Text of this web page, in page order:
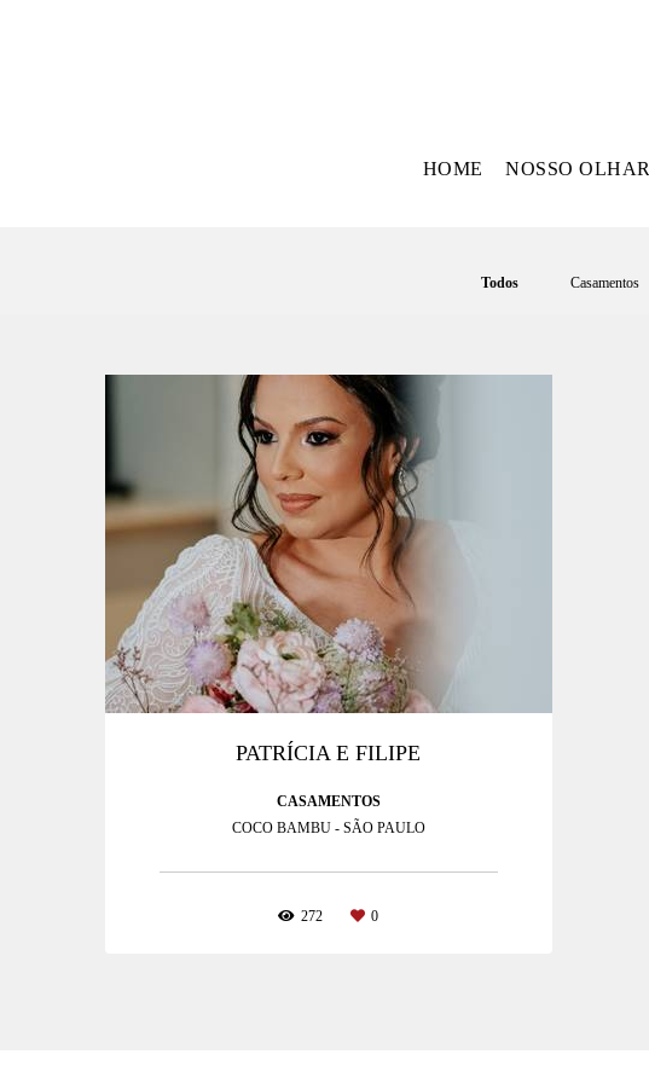
HOME NOSSO OLHAR
Todos Casamentos
PATRÍCIA E FILIPE
CASAMENTOS
COCO BAMBU - SÃO PAULO
272 0